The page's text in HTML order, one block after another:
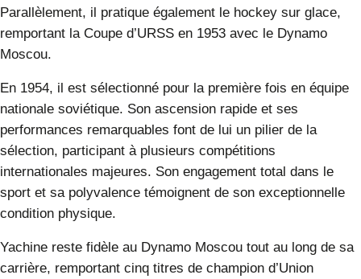
Parallèlement, il pratique également le hockey sur glace,
remportant la Coupe d’URSS en 1953 avec le Dynamo
Moscou.
En 1954, il est sélectionné pour la première fois en équipe
nationale soviétique. Son ascension rapide et ses
performances remarquables font de lui un pilier de la
sélection, participant à plusieurs compétitions
internationales majeures. Son engagement total dans le
sport et sa polyvalence témoignent de son exceptionnelle
condition physique.
Yachine reste fidèle au Dynamo Moscou tout au long de sa
carrière, remportant cinq titres de champion d’Union